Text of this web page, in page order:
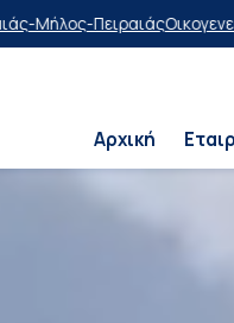
ΠροσφορέςΕκπτώσεις στα
Αρχική